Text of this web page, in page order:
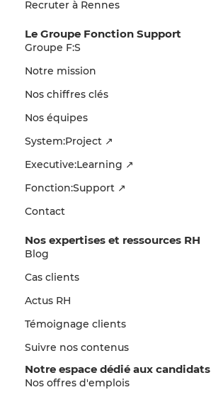
Nos expertises et ressources RH
Blog
Cas clients
Actus RH
Témoignage clients
Suivre nos contenus
Notre espace dédié aux candidats
Nos offres d'emplois
Recruter à Rennes
Le Groupe Fonction Support
Groupe F:S
Notre mission
Nos chiffres clés
Nos équipes
System:Project ↗
Executive:Learning ↗
Fonction:Support ↗
Contact